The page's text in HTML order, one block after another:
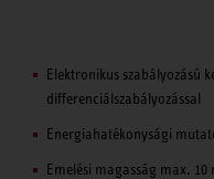
Elektronikus szabályozású
differenciálszabályozással
Energiahatékonysági
Emelési magasság max. 10